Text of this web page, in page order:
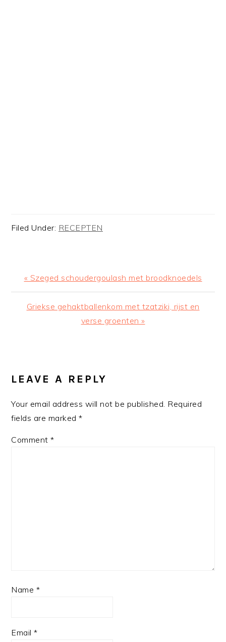
Filed Under: RECEPTEN
Previous
Post:
« Szeged schoudergoulash met broodknoedels
Next
Griekse gehaktballenkom met tzatziki, rijst en
verse groenten »
INTERACTIONS
LEAVE A REPLY
Your email address will not be published. Required
fields are marked*
Comment*
Name *
Email*